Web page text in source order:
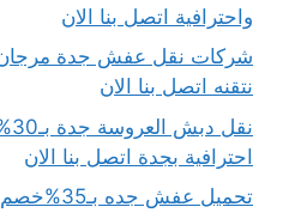
واحترافية اتصل بنا الان
نتقنه اتصل بنا الان
احترافية بجدة اتصل بنا الان
تحميل عفش